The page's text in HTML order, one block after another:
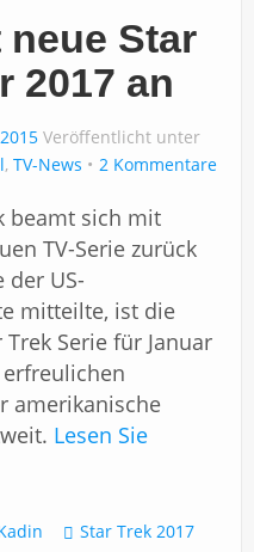
Star
2017 an
Veröffentlicht unter
, TV-News 2 Kommentare
beamt sich mit
TV-Serie zurück
US-
mitteilte, ist die
Serie für Januar
amerikanische
Lesen Sie
Star Trek 2017